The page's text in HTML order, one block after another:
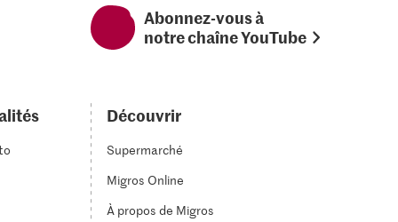
Abonnez-vous à
notre chaîne YouTube
Découvrir
Supermarché
Migros Online
À propos de Migros